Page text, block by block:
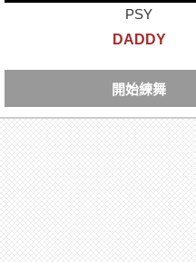
PSY
DADDY
開始練舞